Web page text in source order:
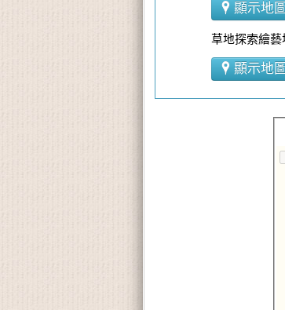
顯示地
草地探索繪藝
顯示地